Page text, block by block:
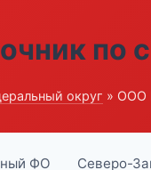
по
округ » ООО
ФО Северо-